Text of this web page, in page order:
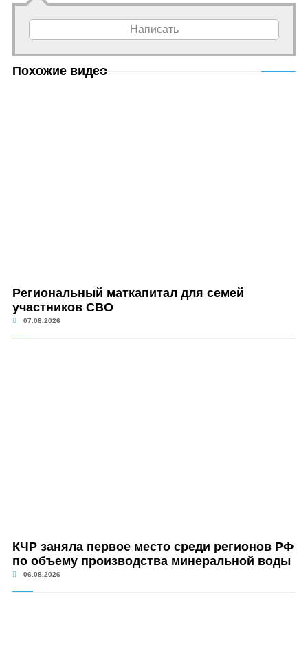
Написать
Похожие видео
Региональный маткапитал для семей
участников СВО
07.08.2026
КЧР заняла первое место среди регионов РФ
по объему производства минеральной воды
06.08.2026